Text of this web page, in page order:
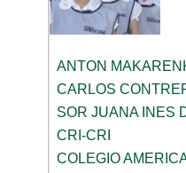
ANTON
CARLOS
SOR JUANA INES
CRI-CRI
COLEGIO